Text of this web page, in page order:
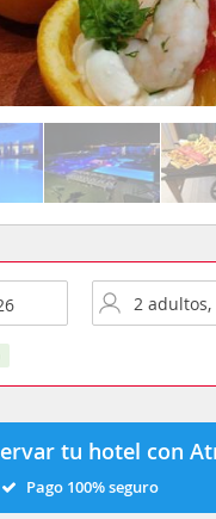
tu hotel con
Pago 100% seguro